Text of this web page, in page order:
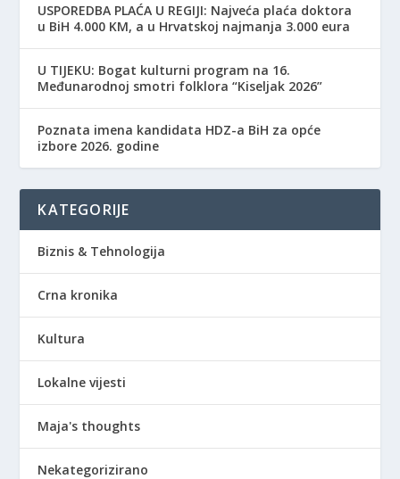
USPOREDBA PLAĆA U REGIJI: Najveća plaća doktora
u BiH 4.000 KM, a u Hrvatskoj najmanja 3.000 eura
​U TIJEKU: Bogat kulturni program na 16.
Međunarodnoj smotri folklora “Kiseljak 2026”
Poznata imena kandidata HDZ-a BiH za opće
izbore 2026. godine
KATEGORIJE
Biznis & Tehnologija
Crna kronika
Kultura
Lokalne vijesti
Maja's thoughts
Nekategorizirano